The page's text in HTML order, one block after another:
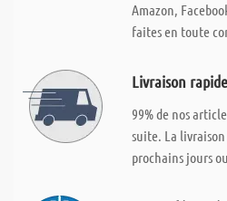
Amazon,
faites en toute
Livraison rapide
99% de nos
suite. La
prochains jours